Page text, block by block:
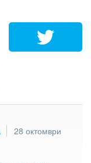
28 октомври